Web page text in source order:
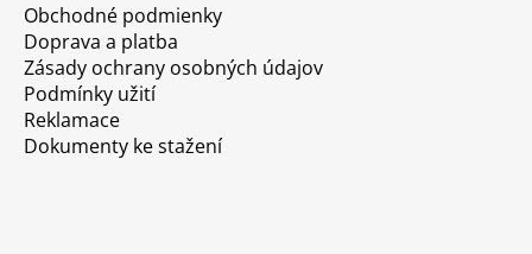
Obchodné podmienky
Doprava a platba
Zásady ochrany osobných údajov
Podmínky užití
Reklamace
Dokumenty ke stažení